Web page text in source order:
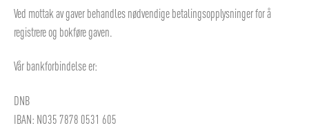
Ved mottak av gaver behandles nødvendige betalingsopplysninger for å
registrere og bokføre gaven.
Vår bankforbindelse er:
DNB
IBAN: NO35 7878 0531 605